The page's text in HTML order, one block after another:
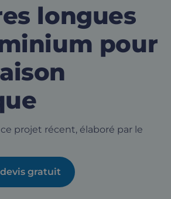
longues
pour
projet récent, élaboré par le
gratuit